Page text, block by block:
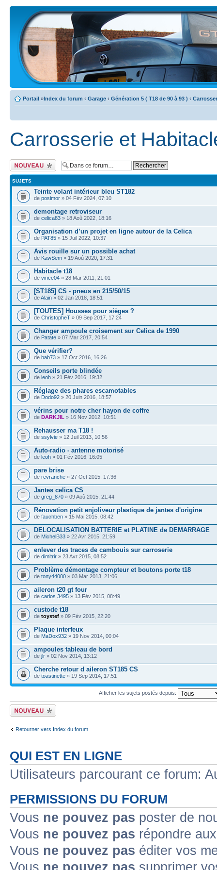
Portail »Index du forum ‹ Garage ‹ Génération 5 ( T18 de 90 à 93 ) ‹
Carrosserie et
Ecrire un nouveau
sujet
SUJETS
Teinte volant intérieur bleu ST182
de posimor » 04 Fév 2024, 07:10
demontage retroviseur
de celica83 » 18 Aoû 2022, 18:16
Organisation d’un projet en ligne autour de la Celica
de PAT85 » 15 Juil 2022, 10:37
Avis rouille sur un possible achat
de KawSem » 19 Aoû 2020, 17:31
Habitacle t18
de vince04 » 28 Mar 2011, 21:01
[ST185] CS - pneus en 215/50/15
deAlain » 02 Jan 2018, 18:51
[TOUTES] Housses pour sièges ?
de ChristopheT » 09 Sep 2017, 17:24
Changer ampoule croisement sur Celica de 1990
de Patate » 07 Mar 2017, 20:54
Que vérifier?
de bab73 » 17 Oct 2016, 16:26
Conseils porte blindée
de leoh » 21 Fév 2016, 19:32
Réglage des phares escamotables
de Dodo92 » 20 Juin 2016, 18:57
vérins pour notre cher hayon de coffre
de DARKJIL » 16 Nov 2012, 10:51
Rehausser ma T18 !
de ssylvie » 12 Juil 2013, 10:56
Auto-radio - antenne motorisé
de leoh » 01 Fév 2016, 16:05
pare brise
de revranche » 27 Oct 2015, 17:36
Jantes celica CS
de greg_870 » 09 Aoû 2015, 21:44
Rénovation petit enjoliveur plastique de jantes d'origine
de fauchben » 15 Mai 2015, 08:42
DELOCALISATION BATTERIE et PLATINE de DEMARRAGE
de MichelB33 » 22 Avr 2015, 21:59
enlever des traces de cambouis sur carroserie
de dimitrir » 23 Avr 2015, 08:52
Problème démontage compteur et boutons porte t18
de tony44000 » 03 Mar 2013, 21:06
aileron t20 gt four
de carlos 3495 » 13 Fév 2015, 08:49
custode t18
de toystef » 09 Fév 2015, 22:20
Plaque interfeux
de MaDox932 » 19 Nov 2014, 00:04
ampoules tableau de bord
de jlr » 02 Nov 2014, 13:12
Cherche retour d aileron ST185 CS
de toastinette » 19 Sep 2014, 17:51
Afficher les sujets postés depuis:
Ecrire un nouveau
sujet
Retourner vers Index du forum
QUI EST EN LIGNE
Utilisateurs parcourant ce forum:
PERMISSIONS DU FORUM
Vous ne pouvez pas poster de
Vous ne pouvez pas répondre
Vous ne pouvez pas éditer vos
Vous ne pouvez pas supprimer